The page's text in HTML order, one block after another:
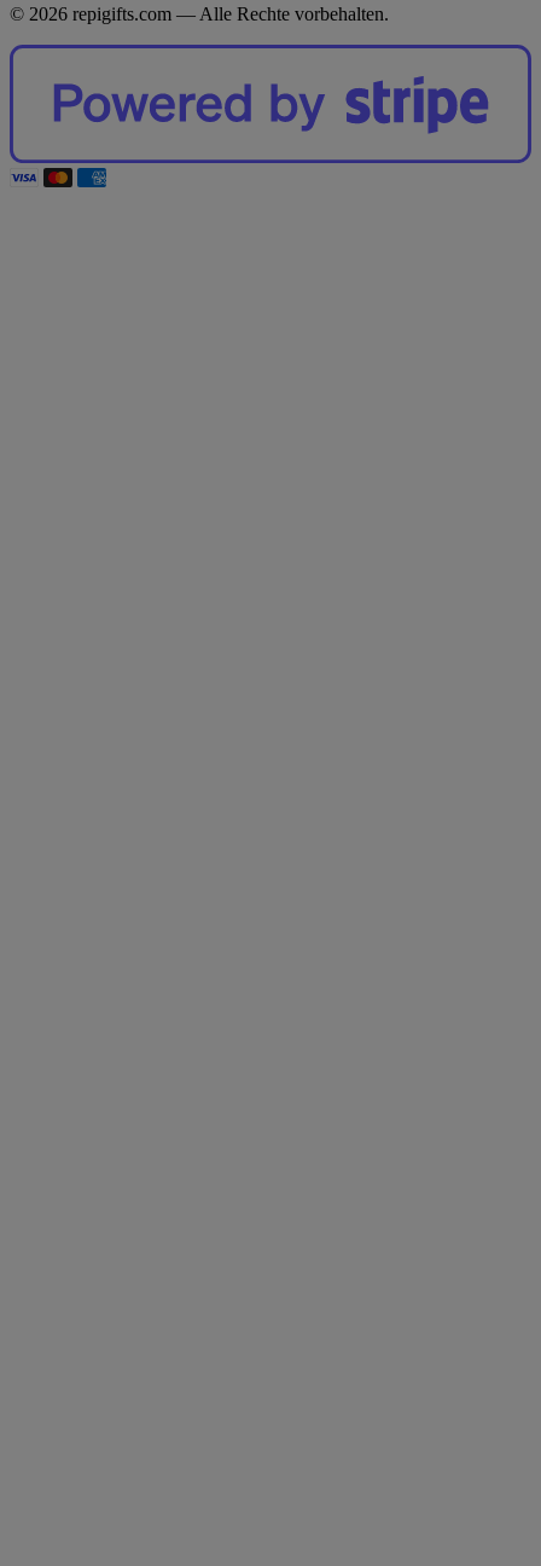
© 2026 repigifts.com — Alle Rechte vorbehalten.